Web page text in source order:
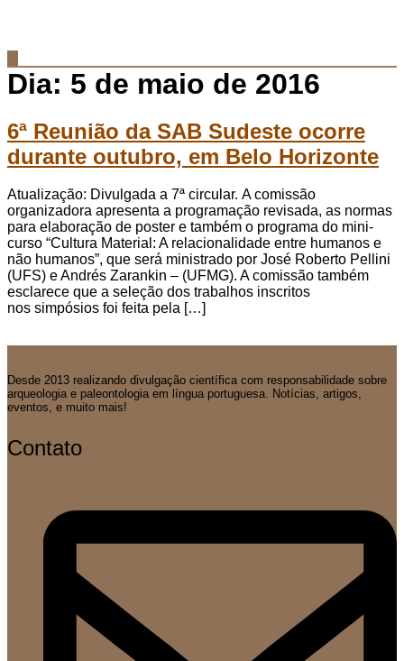
Dia: 5 de maio de 2016
6ª Reunião da SAB Sudeste ocorre
durante outubro, em Belo Horizonte
Atualização: Divulgada a 7ª circular. A comissão
organizadora apresenta a programação revisada, as normas
para elaboração de poster e também o programa do mini-
curso “Cultura Material: A relacionalidade entre humanos e
não humanos”, que será ministrado por José Roberto Pellini
(UFS) e Andrés Zarankin – (UFMG). A comissão também
esclarece que a seleção dos trabalhos inscritos
nos simpósios foi feita pela […]
Desde 2013 realizando divulgação científica com responsabilidade sobre
arqueologia e paleontologia em língua portuguesa. Notícias, artigos,
eventos, e muito mais!
Contato